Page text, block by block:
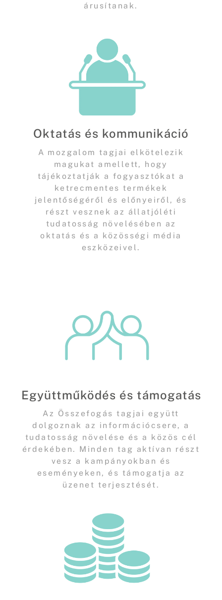
árusítanak.
Oktatás és kommunikáció
A mozgalom tagjai elkötelezik
magukat amellett, hogy
tájékoztatják a fogyasztókat a
ketrecmentes termékek
jelentőségéről és előnyeiről, és
részt vesznek az állatjóléti
tudatosság növelésében az
oktatás és a közösségi média
eszközeivel.
Együttműködés és támogatás
Az Összefogás tagjai együtt
dolgoznak az információcsere, a
tudatosság növelése és a közös cél
érdekében. Minden tag aktívan részt
vesz a kampányokban és
eseményeken, és támogatja az
üzenet terjesztését.